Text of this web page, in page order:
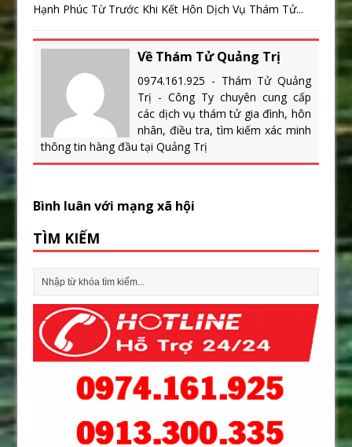
Hạnh Phúc Từ Trước Khi Kết Hôn Dịch Vụ Thám Tử...
Về Thám Tử Quảng Trị
0974.161.925 - Thám Tử Quảng
Trị - Công Ty chuyên cung cấp
các dịch vụ thám tử gia đình, hôn
nhân, điều tra, tìm kiếm xác minh
thông tin hàng đầu tại Quảng Trị
Bình luân với mạng xã hội
TÌM KIẾM